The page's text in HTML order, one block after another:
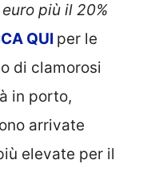
più il 20%
QUI per le
di clamorosi
in porto,
arrivate
elevate per il